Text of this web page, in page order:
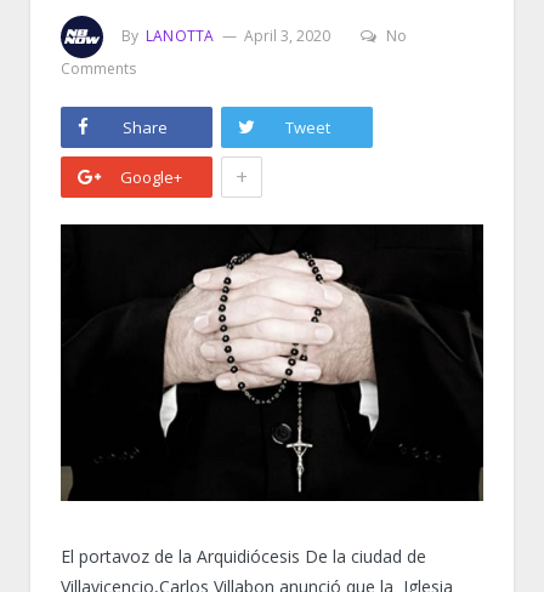
By LANOTTA April 3, 2020
No
Comments
Share Tweet
Google+ +
El portavoz de la Arquidiócesis De la ciudad de
Villavicencio,Carlos Villabon anunció que la Iglesia